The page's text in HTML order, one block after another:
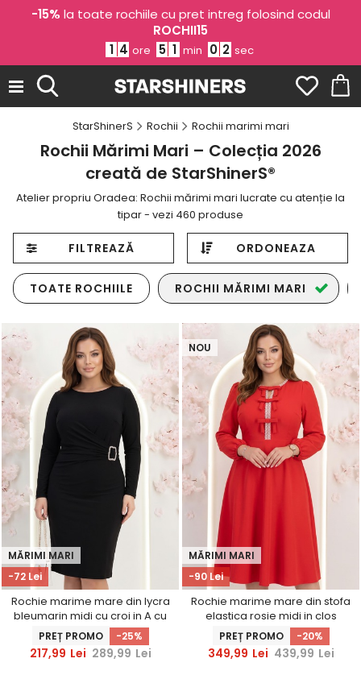
-15% la toate rochiile cu pret intreg folosind codul
ROCHII15
1 4 ore 5 0 min 5 9 sec
StarShinerS Rochii Rochii marimi mari
Rochii Mărimi Mari – Colecția 2026
creată de StarShinerS®
Atelier propriu Oradea: Rochii mărimi mari lucrate cu atenție la
tipar - vezi 460 produse
TOATE ROCHIILE ROCHII MĂRIMI MARI
FILTREAZĂ ORDONEAZA
-72 Lei
MĂRIMI MARI
Rochie marime mare din lycra
bleumarin midi cu croi in A cu
drapaje laterale
PREȚ PROMO -25%
217,99 Lei 289,99 Lei
-90 Lei
MĂRIMI MARI
NOU
Rochie marime mare din stofa
elastica rosie midi in clos
accesorizata cu fundite si
pietre strass frontal -
StarShinerS
PREȚ PROMO -20%
349,99 Lei 439,99 Lei